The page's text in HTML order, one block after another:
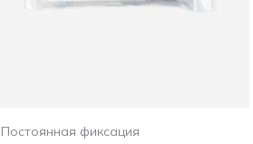
Постоянная фиксация